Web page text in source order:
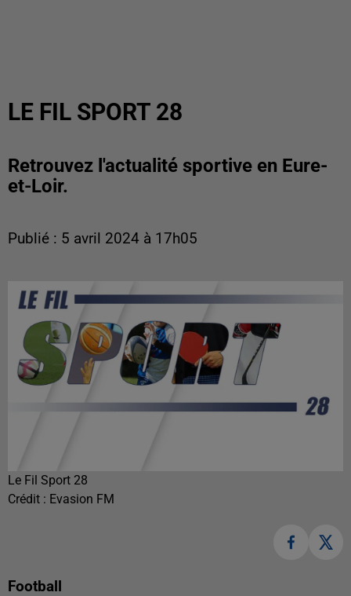
LE FIL SPORT 28
Retrouvez l'actualité sportive en Eure-
et-Loir.
Publié : 5 avril 2024 à 17h05
Le Fil Sport 28
Crédit : Evasion FM
Football